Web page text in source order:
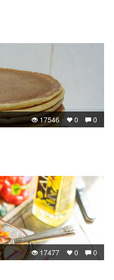
0
0
17546
0
0
17477